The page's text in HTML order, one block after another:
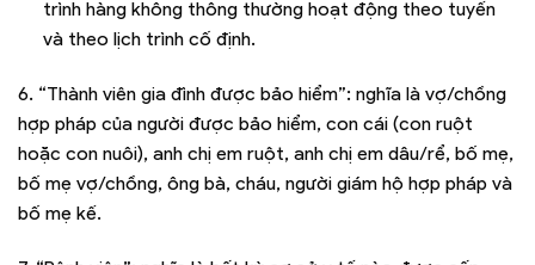
trình hàng không thông thường hoạt động theo tuyến
và theo lịch trình cố định.
6. “Thành viên gia đình được bảo hiểm”: nghĩa là vợ/chồng
hợp pháp của người được bảo hiểm, con cái (con ruột
hoặc con nuôi), anh chị em ruột, anh chị em dâu/rể, bố mẹ,
bố mẹ vợ/chồng, ông bà, cháu, người giám hộ hợp pháp và
bố mẹ kế.